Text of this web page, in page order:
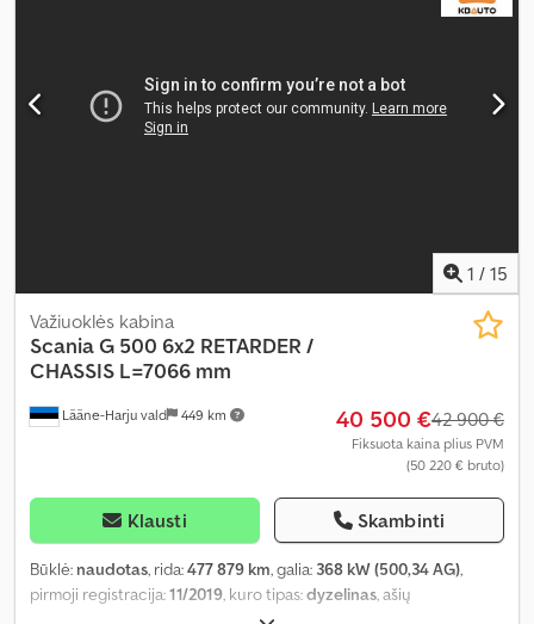
1 / 15
Lääne-Harju vald 449 km
Važiuoklės kabina
ScaniaG 500 6x2 RETARDER /
CHASSIS L=7066 mm
40 500 €42 900 €
Fiksuota kaina plius PVM
(50 220 € bruto)
Klausti Skambinti
Būklė: naudotas, rida:477 879 km, galia: 368 kW (500,34 AG),
pirmoji registracija:11/2019, kuro tipas:dyzelinas, ašių
4 950 mm